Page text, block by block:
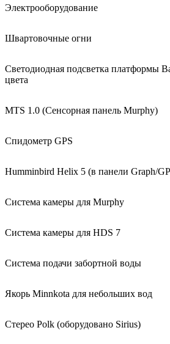
Электрооборудование
Швартовочные огни
Светодиодная подсветка платформы
цвета
MTS 1.0 (Сенсорная панель Murphy)
Спидометр GPS
Humminbird Helix 5 (в панели Graph/
Система камеры для Murphy
Система камеры для HDS 7
Система подачи забортной воды
Якорь Minnkota для небольших вод
Стерео Polk (оборудовано Sirius)